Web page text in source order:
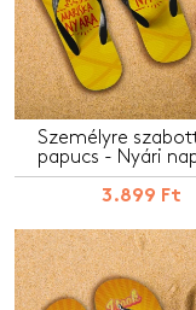
Személyre
papucs - Nyári
3.899 Ft